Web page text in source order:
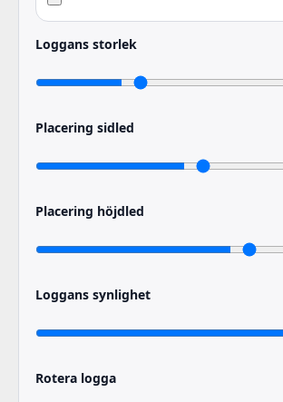
Loggans storlek
Placering sidled
Placering höjdled
Loggans synlighet
Rotera logga